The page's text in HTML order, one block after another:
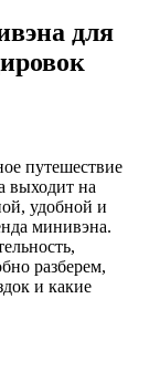
для
путешествие
выходит на
удобной и
минивэна.
разберем,
и какие